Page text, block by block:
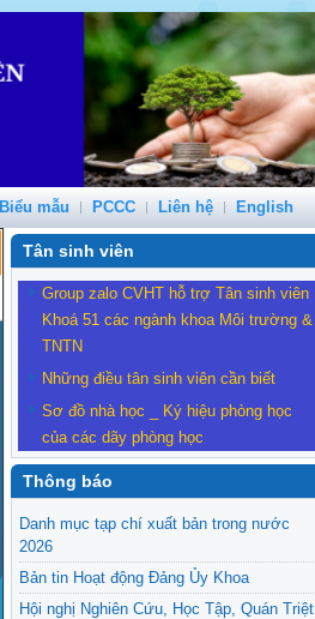
Biểu mẫu PCCC Liên hệ English
Tân sinh viên
Group zalo CVHT hỗ trợ Tân sinh viên
Khoá 51 các ngành khoa Môi trường &
TNTN
Những điều tân sinh viên cần biết
Sơ đồ nhà học _ Ký hiệu phòng học
của các dãy phòng học
Thông báo
Danh mục tạp chí xuất bản trong nước
2026
Bản tin Hoạt động Đảng Ủy Khoa
Hội nghị Nghiên Cứu, Học Tập, Quán Triệt